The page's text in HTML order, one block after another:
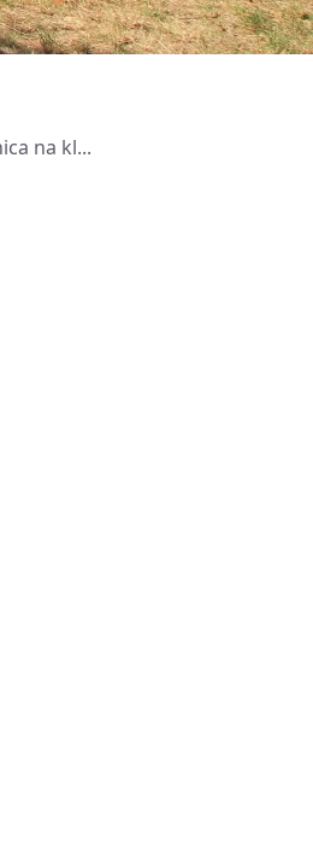
na kl...